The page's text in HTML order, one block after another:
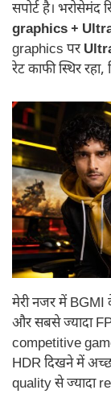
सपोर्ट है। भरोसेमंद
graphics +
graphics पर
रेट काफी स्थिर रहा,
मेरी नजर में
और सबसे ज्यादा
competitive
HDR दिखने में
quality से ज्यादा